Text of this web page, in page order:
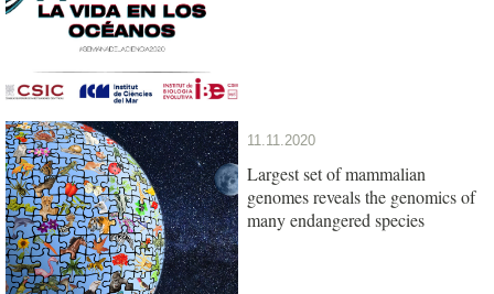
11.11.2020
Largest set of mammalian
genomes reveals the genomics of
many endangered species